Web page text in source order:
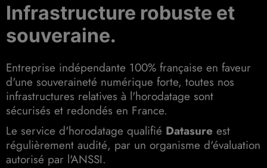
Infrastructure robuste et
souveraine.
Entreprise indépendante 100% française en faveur
d'une souveraineté numérique forte, toutes nos
infrastructures relatives à l'horodatage sont
sécurisés et redondés en France.
Le service d'horodatage qualifié Datasure est
régulièrement audité, par un organisme d'évaluation
autorisé par l'ANSSI.